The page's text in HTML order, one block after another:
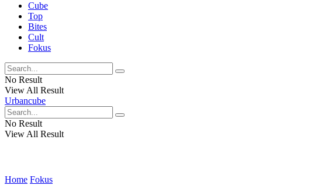
Cube
Top
Bites
Cult
Fokus
No Result
View All Result
Urbancube
No Result
View All Result
Home Fokus